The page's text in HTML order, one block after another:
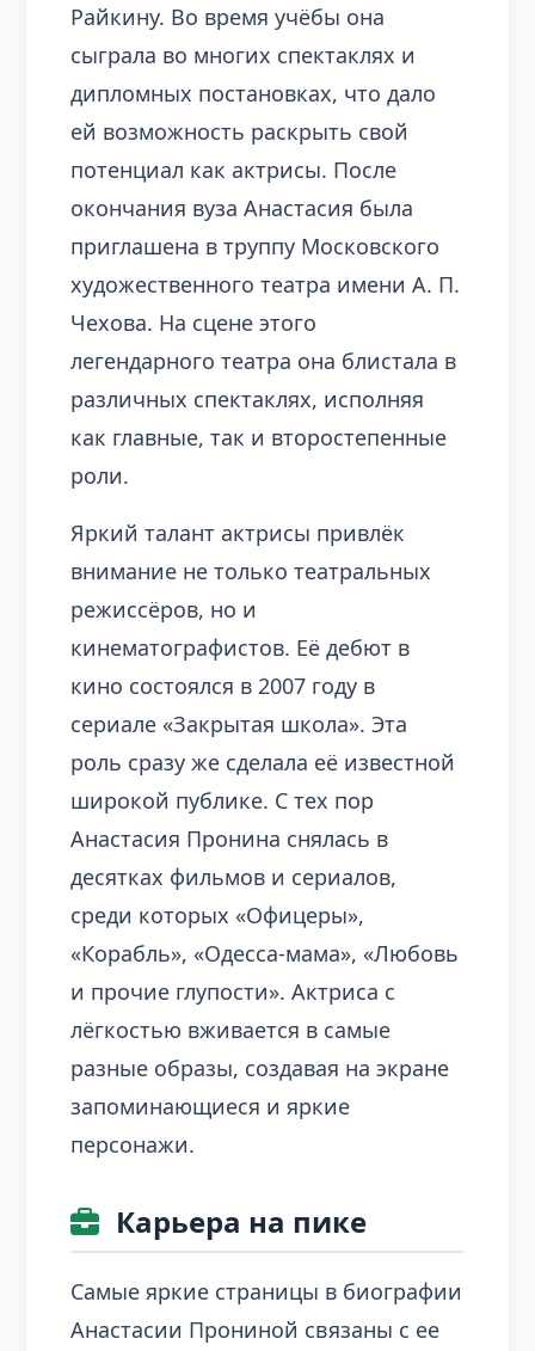
Райкину. Во время учёбы она
сыграла во многих спектаклях и
дипломных постановках, что дало
ей возможность раскрыть свой
потенциал как актрисы. После
окончания вуза Анастасия была
приглашена в труппу Московского
художественного театра имени А. П.
Чехова. На сцене этого
легендарного театра она блистала в
различных спектаклях, исполняя
как главные, так и второстепенные
роли.
Яркий талант актрисы привлёк
внимание не только театральных
режиссёров, но и
кинематографистов. Её дебют в
кино состоялся в 2007 году в
сериале «Закрытая школа». Эта
роль сразу же сделала её известной
широкой публике. С тех пор
Анастасия Пронина снялась в
десятках фильмов и сериалов,
среди которых «Офицеры»,
«Корабль», «Одесса-мама», «Любовь
и прочие глупости». Актриса с
лёгкостью вживается в самые
разные образы, создавая на экране
запоминающиеся и яркие
персонажи.
Карьера на пике
Самые яркие страницы в биографии
Анастасии Прониной связаны с ее